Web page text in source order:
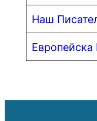
Наш
Европейска